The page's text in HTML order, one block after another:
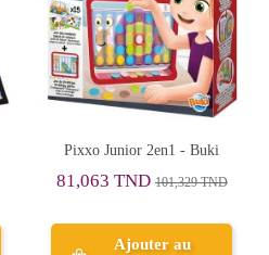
Pixxo Junior 2en1 - Buki
81,063 TND 101,329 TND
Ajouter au